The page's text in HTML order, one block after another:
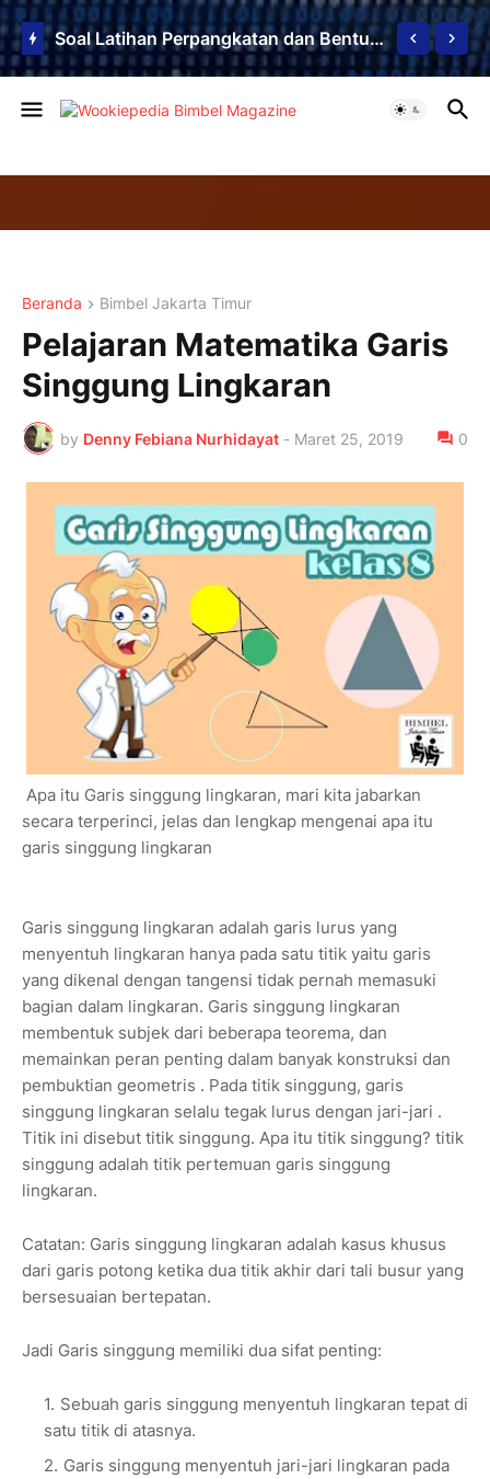
Soal Latihan Perpangkatan dan Bentuk Akar
Beranda Bimbel Jakarta Timur
Pelajaran Matematika Garis
Singgung Lingkaran
by Denny Febiana Nurhidayat - Maret 25, 2019 0
Apa itu Garis singgung lingkaran, mari kita jabarkan
secara terperinci, jelas dan lengkap mengenai apa itu
garis singgung lingkaran
Garis singgung lingkaran adalah garis lurus yang
menyentuh lingkaran hanya pada satu titik yaitu garis
yang dikenal dengan tangensi tidak pernah memasuki
bagian dalam lingkaran. Garis singgung lingkaran
membentuk subjek dari beberapa teorema, dan
memainkan peran penting dalam banyak konstruksi dan
pembuktian geometris . Pada titik singgung, garis
singgung lingkaran selalu tegak lurus dengan jari-jari .
Titik ini disebut titik singgung. Apa itu titik singgung? titik
singgung adalah titik pertemuan garis singgung
lingkaran.
Catatan: Garis singgung lingkaran adalah kasus khusus
dari garis potong ketika dua titik akhir dari tali busur yang
bersesuaian bertepatan.
Jadi Garis singgung memiliki dua sifat penting:
Sebuah garis singgung menyentuh lingkaran tepat di
satu titik di atasnya.
Garis singgung menyentuh jari-jari lingkaran pada